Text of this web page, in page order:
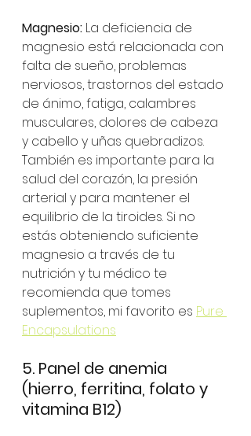
Magnesio: La deficiencia de
magnesio está relacionada con
falta de sueño, problemas
nerviosos, trastornos del estado
de ánimo, fatiga, calambres
musculares, dolores de cabeza
y cabello y uñas quebradizos.
También es importante para la
salud del corazón, la presión
arterial y para mantener el
equilibrio de la tiroides. Si no
estás obteniendo suficiente
magnesio a través de tu
nutrición y tu médico te
recomienda que tomes
suplementos, mi favorito es Pure
Encapsulations
5. Panel de anemia
(hierro, ferritina, folato y
vitamina B12)